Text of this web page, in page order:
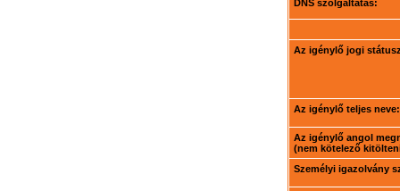
DNS szolgáltatás:
Az igénylő jogi
Az igénylő teljes neve:
Az igénylő angol
(nem kötelező
Személyi igazolvány